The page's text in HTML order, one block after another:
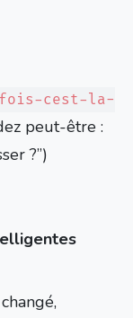
cest-la-
peut-être :
?”)